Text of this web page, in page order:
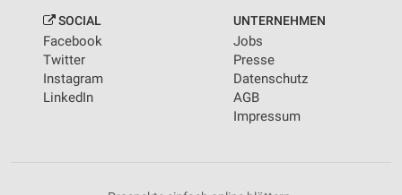
SOCIAL
Facebook
Twitter
Instagram
LinkedIn
UNTERNEHMEN
Jobs
Presse
Datenschutz
AGB
Impressum